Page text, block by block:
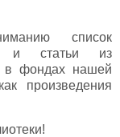
список
и статьи из
в фондах нашей
произведения